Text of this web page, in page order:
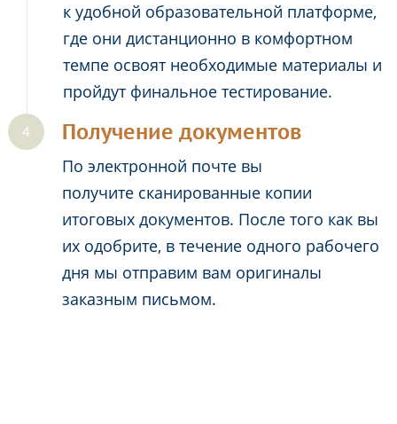
к удобной образовательной платформе,
где они дистанционно в комфортном
темпе освоят необходимые материалы и
пройдут финальное тестирование.
Получение документов
По электронной почте вы
получите сканированные копии
итоговых документов. После того как вы
их одобрите, в течение одного рабочего
дня мы отправим вам оригиналы
заказным письмом.